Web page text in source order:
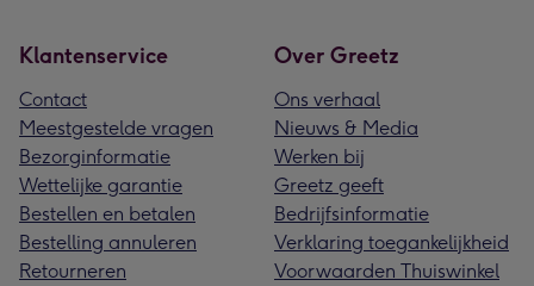
Klantenservice
Contact
Meestgestelde vragen
Bezorginformatie
Wettelijke garantie
Bestellen en betalen
Bestelling annuleren
Retourneren
Over Greetz
Ons verhaal
Nieuws & Media
Werken bij
Greetz geeft
Bedrijfsinformatie
Verklaring toegankelijkheid
Voorwaarden Thuiswinkel